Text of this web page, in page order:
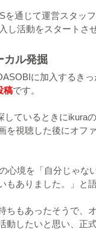
を通じて運営スタッ
し活動をスタートさ
カル発掘
に加入するき
稿です。
しているときにikura
を視聴した後にオフ
心境を「自分じゃな
もありました。」と
ちもあったそうで、
動したいと思い、正